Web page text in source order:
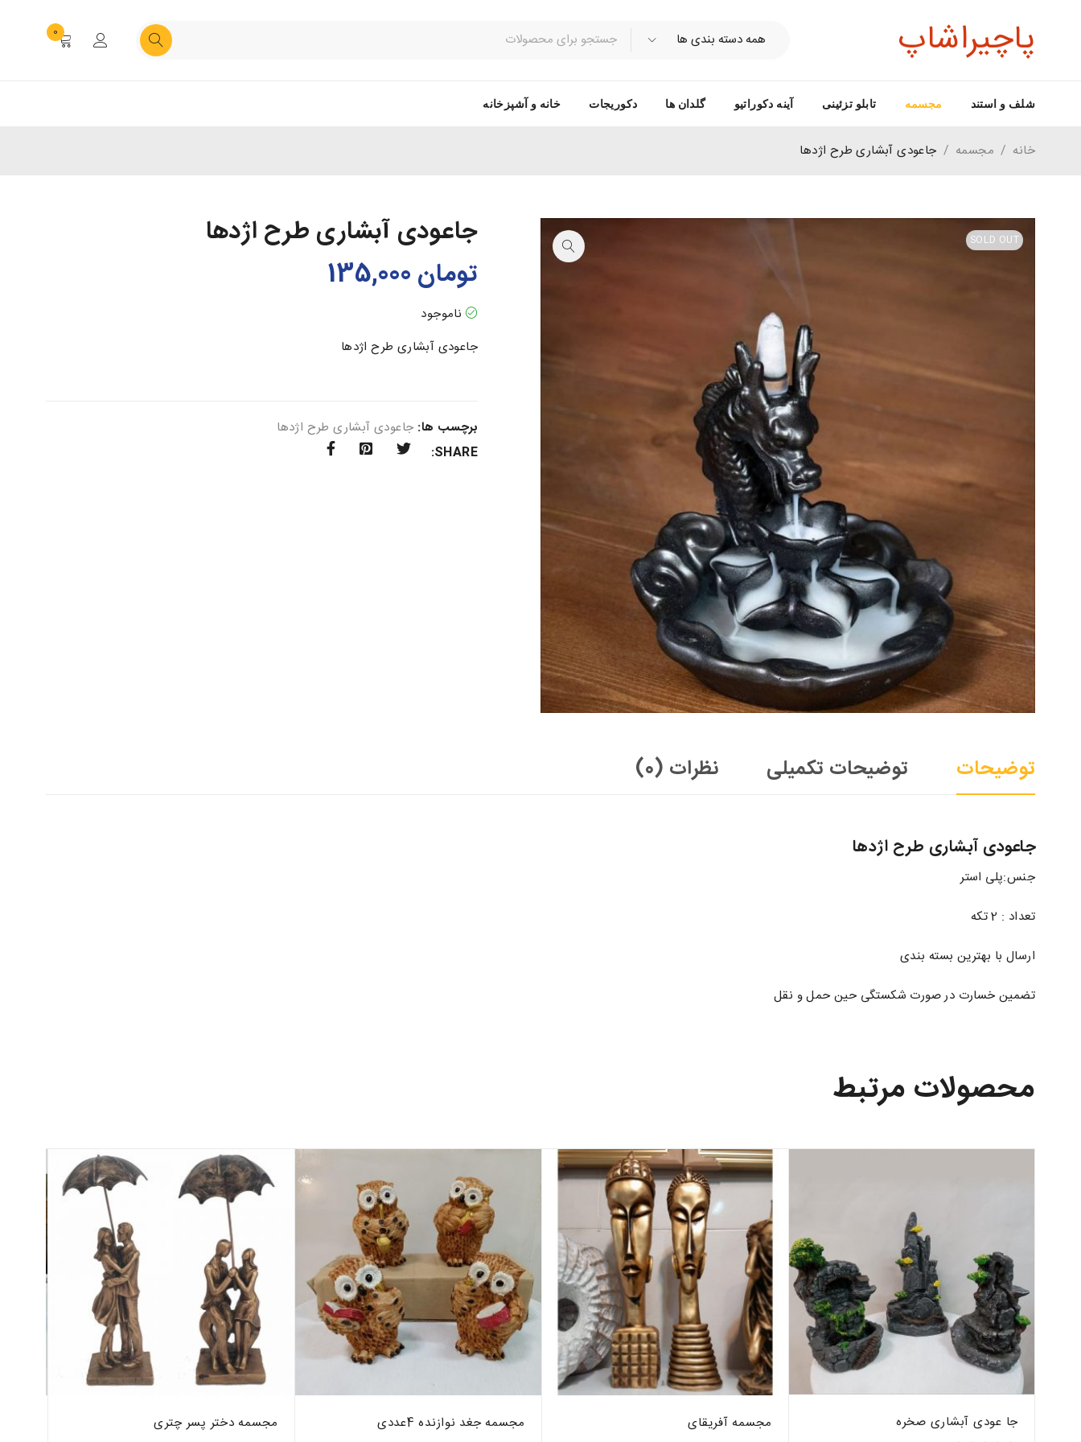
پاچیراشاپ 0
شلف و استند مجسمه تابلو تزئینی آینه دکوراتیو گلدان ها دکوریجات خانه و آشپزخانه
خانه / مجسمه / جاعودی آبشاری طرح اژدها
SOLD OUT
جاعودی آبشاری طرح اژدها
تومان
ناموجود
جاعودی آبشاری طرح اژدها
برچسب ها: جاعودی آبشاری طرح اژدها
SHARE:
توضیحات توضیحات تکمیلی نظرات (0)
جاعودی آبشاری طرح اژدها
جنس:پلی استر
تعداد : 2 تکه
ارسال با بهترین بسته بندی
تضمین خسارت در صورت شکستگی حین حمل و نقل
محصولات مرتبط
جا عودی آبشاری صخره مجسمه آفریقای مجسمه جغد نوازنده 4عددی مجسمه دختر پسر چتری